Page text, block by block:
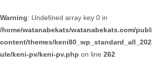
b
o
o
k
u
b
e
Warning: Undefined array key 0 in
/home/watanabekats/watanabekats.com/
content/themes/
ule/keni-pv/keni-pv.php on line 262